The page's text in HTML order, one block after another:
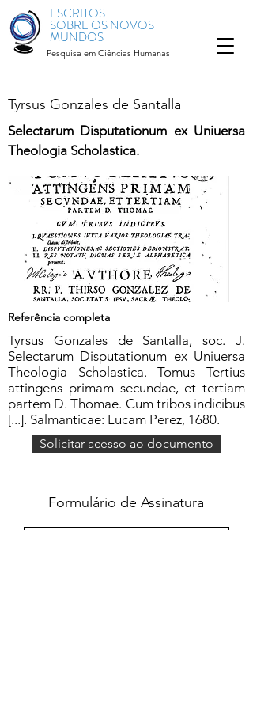
ESCRITOS
SOBRE OS NOVOS
MUNDOS
Pesquisa em Ciências Humanas
Tyrsus Gonzales de Santalla
Selectarum Disputationum ex Uniuersa
Theologia Scholastica.
Referência completa
Tyrsus Gonzales de Santalla, soc. J.
Selectarum Disputationum ex Uniuersa
Theologia Scholastica. Tomus Tertius
attingens primam secundae, et tertiam
partem D. Thomae. Cum tribos indicibus
[...]. Salmanticae: Lucam Perez, 1680.
Solicitar acesso ao documento
Formulário de Assinatura